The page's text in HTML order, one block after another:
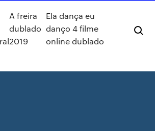
A freira
dublado
2019
Ela dança eu
danço 4 filme
online dublado